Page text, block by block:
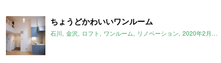
ちょうどかわいいワンルーム
石川 金沢 ロフト ワンルーム リノベーション 2020年2月のおすすめ